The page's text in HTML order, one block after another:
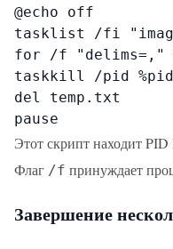
@echo off
tasklist /fi
for /f "delims=,"
taskkill /pid
del temp.txt
pause
Этот скрипт находит PID
Флаг /f принуждает
Завершение